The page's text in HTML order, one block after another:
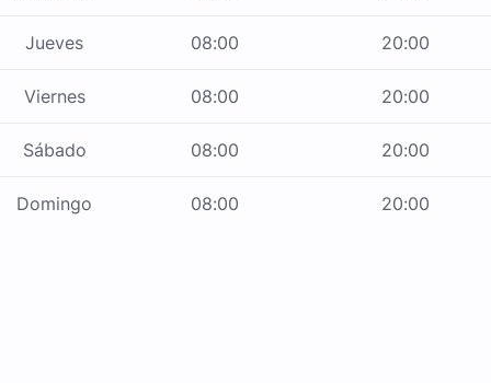
Jueves 08:00 20:00
Viernes 08:00 20:00
Sábado 08:00 20:00
Domingo 08:00 20:00